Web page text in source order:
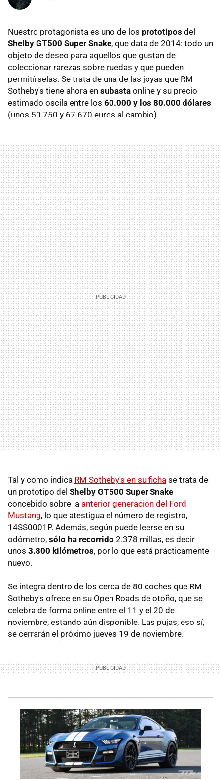
Nuestro protagonista es uno de los prototipos del
Shelby GT500 Super Snake, que data de 2014: todo un
objeto de deseo para aquellos que gustan de
coleccionar rarezas sobre ruedas y que pueden
permitírselas. Se trata de una de las joyas que RM
Sotheby's tiene ahora en subasta online y su precio
estimado oscila entre los 60.000 y los 80.000 dólares
(unos 50.750 y 67.670 euros al cambio).
Tal y como indica RM Sotheby's en su ficha se trata de
un prototipo del Shelby GT500 Super Snake
concebido sobre la anterior generación del Ford
Mustang, lo que atestigua el número de registro,
14SS0001P. Además, según puede leerse en su
odómetro, sólo ha recorrido 2.378 millas, es decir
unos 3.800 kilómetros, por lo que está prácticamente
nuevo.
Se integra dentro de los cerca de 80 coches que RM
Sotheby's ofrece en su Open Roads de otoño, que se
celebra de forma online entre el 11 y el 20 de
noviembre, estando aún disponible. Las pujas, eso sí,
se cerrarán el próximo jueves 19 de noviembre.